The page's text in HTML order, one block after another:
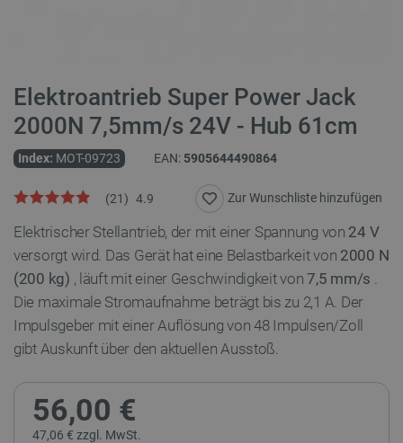
Elektroantrieb Super Power Jack
2000N 7,5mm/s 24V - Hub 61cm
Index: MOT-09723 EAN: 5905644490864
4.9
(21) Zur Wunschliste hinzufügen
Elektrischer Stellantrieb, der mit einer Spannung von 24 V
versorgt wird. Das Gerät hat eine Belastbarkeit von 2000 N
(200 kg) , läuft mit einer Geschwindigkeit von7,5 mm/s .
Die maximale Stromaufnahme beträgt bis zu 2,1 A. Der
Impulsgeber mit einer Auflösung von 48 Impulsen/Zoll
gibt Auskunft über den aktuellen Ausstoß.
56,00 €
47,06 € zzgl. MwSt.